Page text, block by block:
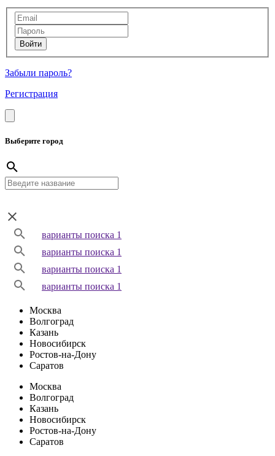
Забыли пароль?
Регистрация
Выберите город
варианты поиска 1
варианты поиска 1
варианты поиска 1
варианты поиска 1
Москва
Волгоград
Казань
Новосибирск
Ростов-на-Дону
Саратов
Москва
Волгоград
Казань
Новосибирск
Ростов-на-Дону
Саратов